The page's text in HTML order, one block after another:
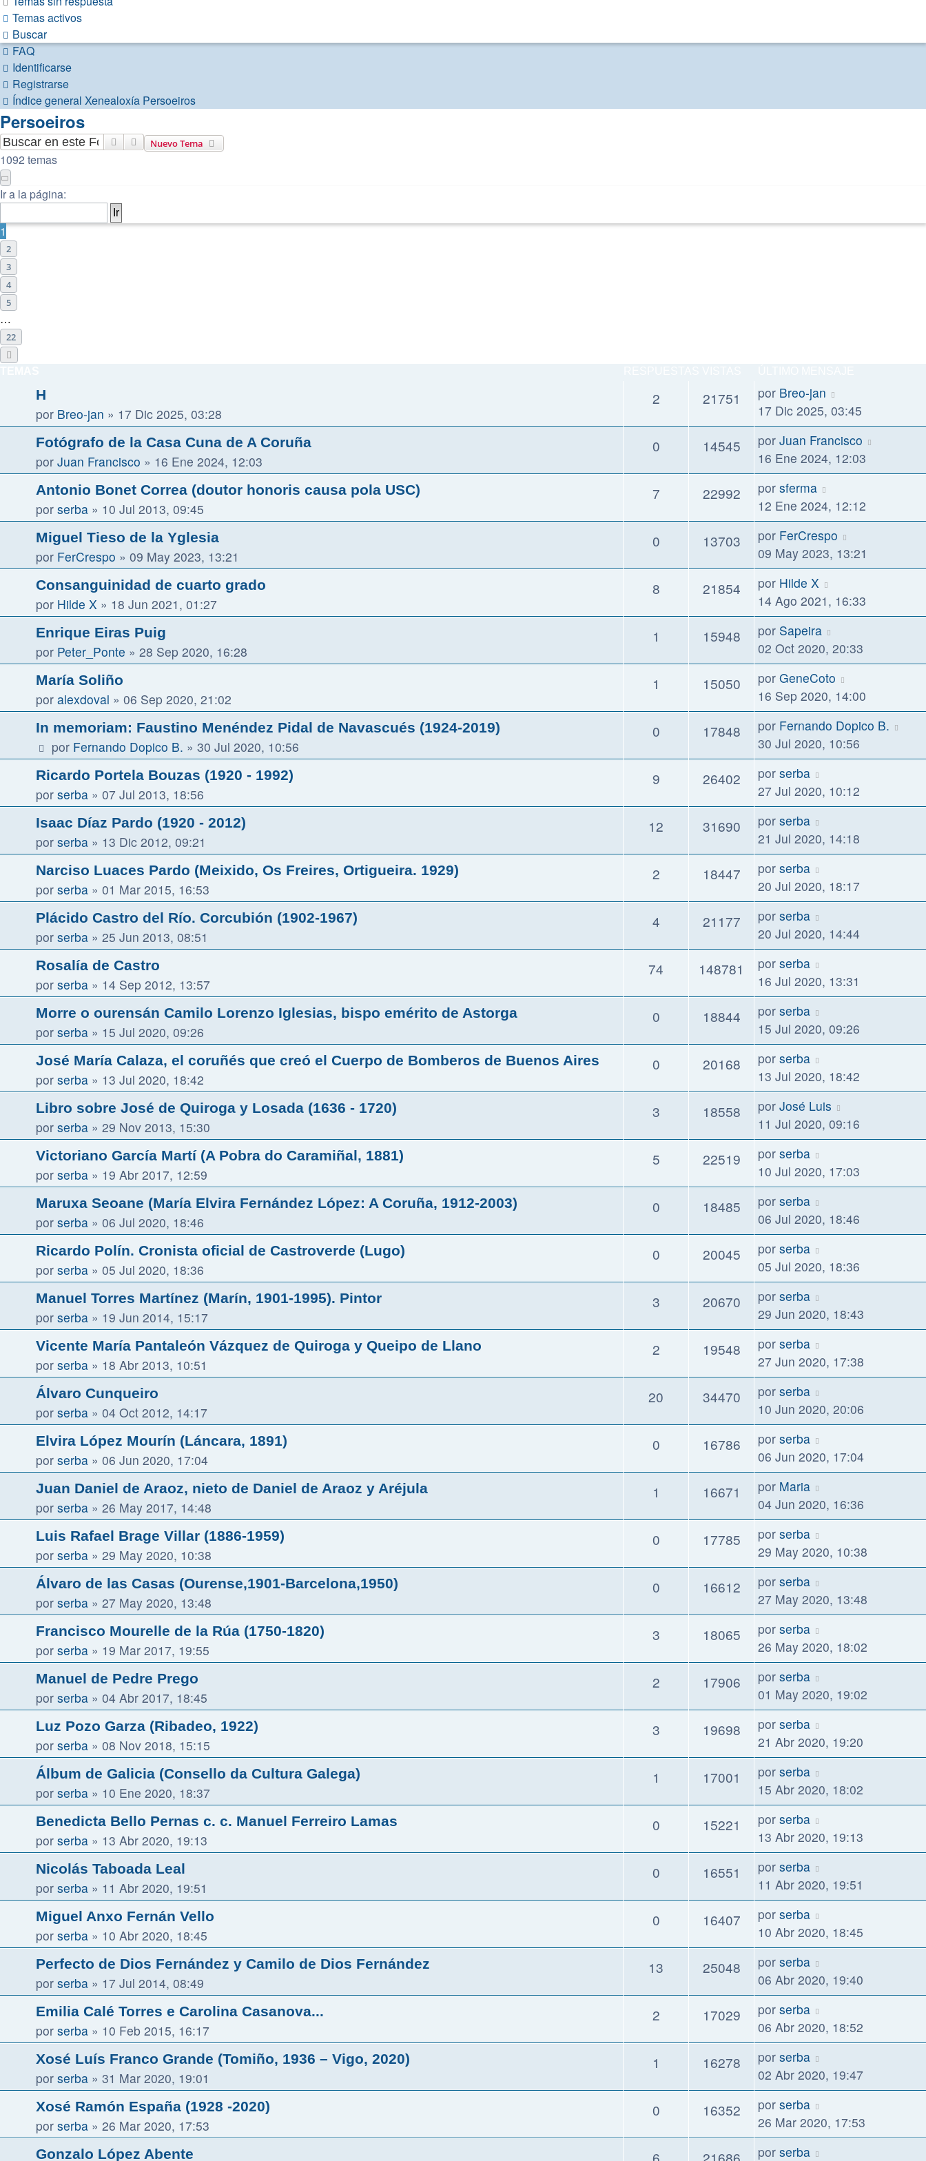
Temas activos
Buscar
FAQ
Identificarse
Registrarse
Índice general Xenealoxía Persoeiros
Persoeiros
Nuevo Tema
BuscarBúsqueda avanzada
1092 temas
Página
Ir a la página:
1
2
3
4
5
…
22
H
por Breo-jan » 17 Dic 2025, 03:28
2 21751 por Breo-jan
17 Dic 2025, 03:45
Fotógrafo de la Casa Cuna de A Coruña
por Juan Francisco » 16 Ene 2024, 12:03
0 14545 por Juan Francisco
16 Ene 2024, 12:03
Antonio Bonet Correa (doutor honoris causa pola USC)
por serba » 10 Jul 2013, 09:45
7 22992 por sferma
12 Ene 2024, 12:12
Miguel Tieso de la Yglesia
por FerCrespo » 09 May 2023, 13:21
0 13703 por FerCrespo
09 May 2023, 13:21
Consanguinidad de cuarto grado
por Hilde X » 18 Jun 2021, 01:27
8 21854 por Hilde X
14 Ago 2021, 16:33
Enrique Eiras Puig
por Peter_Ponte » 28 Sep 2020, 16:28
1 15948 por Sapeira
02 Oct 2020, 20:33
María Soliño
por alexdoval » 06 Sep 2020, 21:02
1 15050 por GeneCoto
16 Sep 2020, 14:00
In memoriam: Faustino Menéndez Pidal de Navascués (1924-2019)
por Fernando Dopico B. » 30 Jul 2020, 10:56
0 17848 por Fernando Dopico B.
30 Jul 2020, 10:56
Ricardo Portela Bouzas (1920 - 1992)
por serba » 07 Jul 2013, 18:56
9 26402 por serba
27 Jul 2020, 10:12
Isaac Díaz Pardo (1920 - 2012)
por serba » 13 Dic 2012, 09:21
12 31690 por serba
21 Jul 2020, 14:18
Narciso Luaces Pardo (Meixido, Os Freires, Ortigueira. 1929)
por serba » 01 Mar 2015, 16:53
2 18447 por serba
20 Jul 2020, 18:17
Plácido Castro del Río. Corcubión (1902-1967)
por serba » 25 Jun 2013, 08:51
4 21177 por serba
20 Jul 2020, 14:44
Rosalía de Castro
por serba » 14 Sep 2012, 13:57
74 148781 por serba
16 Jul 2020, 13:31
Morre o ourensán Camilo Lorenzo Iglesias, bispo emérito de Astorga
por serba » 15 Jul 2020, 09:26
0 18844 por serba
15 Jul 2020, 09:26
José María Calaza, el coruñés que creó el Cuerpo de Bomberos de Buenos Aires
por serba » 13 Jul 2020, 18:42
0 20168 por serba
13 Jul 2020, 18:42
Libro sobre José de Quiroga y Losada (1636 - 1720)
por serba » 29 Nov 2013, 15:30
3 18558 por José Luis
11 Jul 2020, 09:16
Victoriano García Martí (A Pobra do Caramiñal, 1881)
por serba » 19 Abr 2017, 12:59
5 22519 por serba
10 Jul 2020, 17:03
Maruxa Seoane (María Elvira Fernández López: A Coruña, 1912-2003)
por serba » 06 Jul 2020, 18:46
0 18485 por serba
06 Jul 2020, 18:46
Ricardo Polín. Cronista oficial de Castroverde (Lugo)
por serba » 05 Jul 2020, 18:36
0 20045 por serba
05 Jul 2020, 18:36
Manuel Torres Martínez (Marín, 1901-1995). Pintor
por serba » 19 Jun 2014, 15:17
3 20670 por serba
29 Jun 2020, 18:43
Vicente María Pantaleón Vázquez de Quiroga y Queipo de Llano
por serba » 18 Abr 2013, 10:51
2 19548 por serba
27 Jun 2020, 17:38
Álvaro Cunqueiro
por serba » 04 Oct 2012, 14:17
20 34470 por serba
10 Jun 2020, 20:06
Elvira López Mourín (Láncara, 1891)
por serba » 06 Jun 2020, 17:04
0 16786 por serba
06 Jun 2020, 17:04
Juan Daniel de Araoz, nieto de Daniel de Araoz y Aréjula
por serba » 26 May 2017, 14:48
1 16671 por Maria
04 Jun 2020, 16:36
Luis Rafael Brage Villar (1886-1959)
por serba » 29 May 2020, 10:38
0 17785 por serba
29 May 2020, 10:38
Álvaro de las Casas (Ourense,1901-Barcelona,1950)
por serba » 27 May 2020, 13:48
0 16612 por serba
27 May 2020, 13:48
Francisco Mourelle de la Rúa (1750-1820)
por serba » 19 Mar 2017, 19:55
3 18065 por serba
26 May 2020, 18:02
Manuel de Pedre Prego
por serba » 04 Abr 2017, 18:45
2 17906 por serba
01 May 2020, 19:02
Luz Pozo Garza (Ribadeo, 1922)
por serba » 08 Nov 2018, 15:15
3 19698 por serba
21 Abr 2020, 19:20
Álbum de Galicia (Consello da Cultura Galega)
por serba » 10 Ene 2020, 18:37
1 17001 por serba
15 Abr 2020, 18:02
Benedicta Bello Pernas c. c. Manuel Ferreiro Lamas
por serba » 13 Abr 2020, 19:13
0 15221 por serba
13 Abr 2020, 19:13
Nicolás Taboada Leal
por serba » 11 Abr 2020, 19:51
0 16551 por serba
11 Abr 2020, 19:51
Miguel Anxo Fernán Vello
por serba » 10 Abr 2020, 18:45
0 16407 por serba
10 Abr 2020, 18:45
Perfecto de Dios Fernández y Camilo de Dios Fernández
por serba » 17 Jul 2014, 08:49
13 25048 por serba
06 Abr 2020, 19:40
Emilia Calé Torres e Carolina Casanova...
por serba » 10 Feb 2015, 16:17
2 17029 por serba
06 Abr 2020, 18:52
Xosé Luís Franco Grande (Tomiño, 1936 – Vigo, 2020)
por serba » 31 Mar 2020, 19:01
1 16278 por serba
02 Abr 2020, 19:47
Xosé Ramón España (1928 -2020)
por serba » 26 Mar 2020, 17:53
0 16352 por serba
26 Mar 2020, 17:53
Gonzalo López Abente 6 21686 por serba